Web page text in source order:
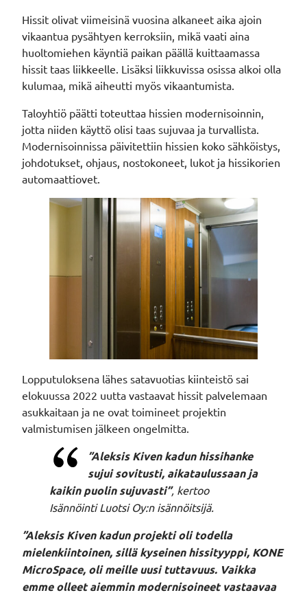
Hissit olivat viimeisinä vuosina alkaneet aika ajoin
vikaantua pysähtyen kerroksiin, mikä vaati aina
huoltomiehen käyntiä paikan päällä kuittaamassa
hissit taas liikkeelle. Lisäksi liikkuvissa osissa alkoi olla
kulumaa, mikä aiheutti myös vikaantumista.
Taloyhtiö päätti toteuttaa hissien modernisoinnin,
jotta niiden käyttö olisi taas sujuvaa ja turvallista.
Modernisoinnissa päivitettiin hissien koko sähköistys,
johdotukset, ohjaus, nostokoneet, lukot ja hissikorien
automaattiovet.
Lopputuloksena lähes satavuotias kiinteistö sai
elokuussa 2022 uutta vastaavat hissit palvelemaan
asukkaitaan ja ne ovat toimineet projektin
valmistumisen jälkeen ongelmitta.
”Aleksis Kiven kadun hissihanke
sujui sovitusti, aikataulussaan ja
kaikin puolin sujuvasti”, kertoo
Isännöinti Luotsi Oy:n isännöitsijä.
”Aleksis Kiven kadun projekti oli todella
mielenkiintoinen, sillä kyseinen hissityyppi, KONE
MicroSpace, oli meille uusi tuttavuus. Vaikka
emme olleet aiemmin modernisoineet vastaavaa